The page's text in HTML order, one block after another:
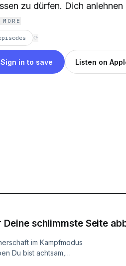
zu dürfen. Dich
Ein Raum, in dem du
Folgen lade ich dich
tiefer mit dir selbst zu
⟳
Sign in to save Listen on
schlimmste Seite
im Kampfmodus
Du bist achtsam,